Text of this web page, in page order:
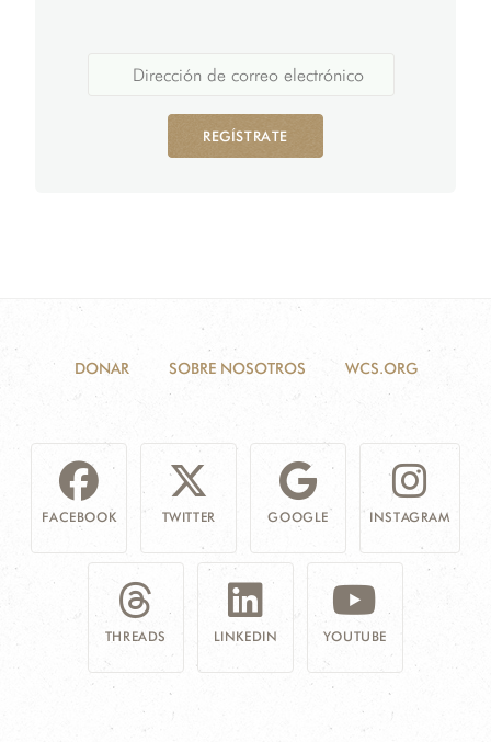
REGÍSTRATE
DONAR SOBRE NOSOTROS WCS.ORG
FACEBOOK TWITTER GOOGLE INSTAGRAM
THREADS LINKEDIN YOUTUBE